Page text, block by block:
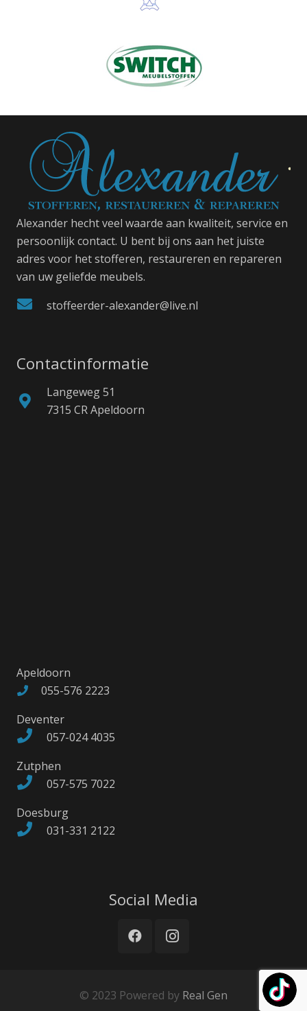
Alexander hecht veel waarde aan kwaliteit, service en
persoonlijk contact. U bent bij ons aan het juiste
adres voor het stofferen, restaureren en repareren
van uw geliefde meubels.
stoffeerder-alexander@live.nl
Contactinformatie
Langeweg 51
7315 CR Apeldoorn
Apeldoorn
055-576 2223
Deventer
057-024 4035
Zutphen
057-575 7022
Doesburg
031-331 2122
Social Media
© 2023 Powered by Real Gen